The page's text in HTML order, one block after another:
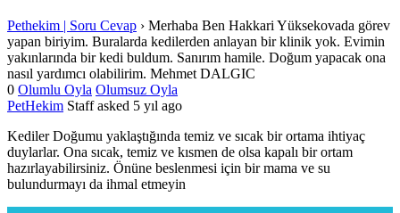
Pethekim | Soru Cevap › Merhaba Ben Hakkari Yüksekovada görev
yapan biriyim. Buralarda kedilerden anlayan bir klinik yok. Evimin
yakınlarında bir kedi buldum. Sanırım hamile. Doğum yapacak ona
nasıl yardımcı olabilirim. Mehmet DALGIC
0 Olumlu Oyla Olumsuz Oyla
PetHekim Staffasked 5 yıl ago
Kediler Doğumu yaklaştığında temiz ve sıcak bir ortama ihtiyaç
duylarlar. Ona sıcak, temiz ve kısmen de olsa kapalı bir ortam
hazırlayabilirsiniz. Önüne beslenmesi için bir mama ve su
bulundurmayı da ihmal etmeyin